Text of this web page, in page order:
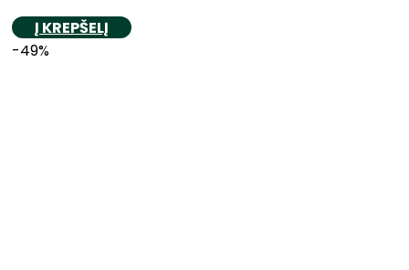
Į KREPŠELĮ
-49%